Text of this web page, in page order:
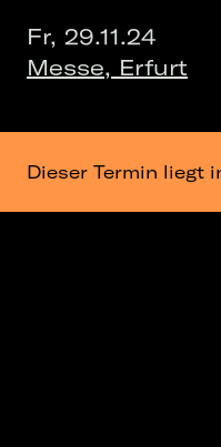
Fr, 29.11.24
Messe, Erfurt
Dieser Termin liegt